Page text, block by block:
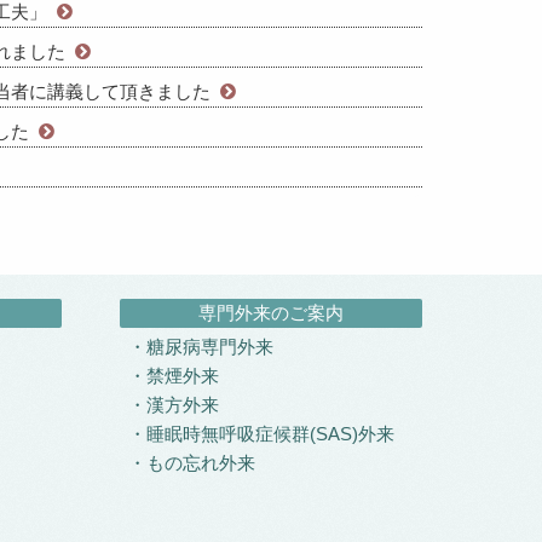
夫」
ました
者に講義して頂きました
た
専門外来のご案内
糖尿病専門外来
禁煙外来
漢方外来
睡眠時無呼吸症候群(SAS)外来
もの忘れ外来